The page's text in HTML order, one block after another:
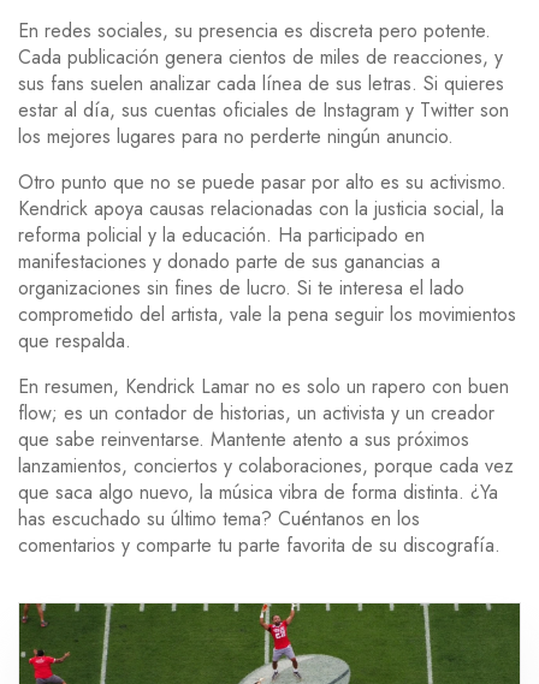
En redes sociales, su presencia es discreta pero potente.
Cada publicación genera cientos de miles de reacciones, y
sus fans suelen analizar cada línea de sus letras. Si quieres
estar al día, sus cuentas oficiales de Instagram y Twitter son
los mejores lugares para no perderte ningún anuncio.
Otro punto que no se puede pasar por alto es su activismo.
Kendrick apoya causas relacionadas con la justicia social, la
reforma policial y la educación. Ha participado en
manifestaciones y donado parte de sus ganancias a
organizaciones sin fines de lucro. Si te interesa el lado
comprometido del artista, vale la pena seguir los movimientos
que respalda.
En resumen, Kendrick Lamar no es solo un rapero con buen
flow; es un contador de historias, un activista y un creador
que sabe reinventarse. Mantente atento a sus próximos
lanzamientos, conciertos y colaboraciones, porque cada vez
que saca algo nuevo, la música vibra de forma distinta. ¿Ya
has escuchado su último tema? Cuéntanos en los
comentarios y comparte tu parte favorita de su discografía.